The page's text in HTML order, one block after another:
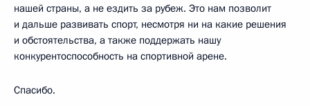
нашей страны, а не ездить за рубеж. Это нам позволит
и дальше развивать спорт, несмотря ни на какие решения
и обстоятельства, а также поддержать нашу
конкурентоспособность на спортивной арене.
Спасибо.